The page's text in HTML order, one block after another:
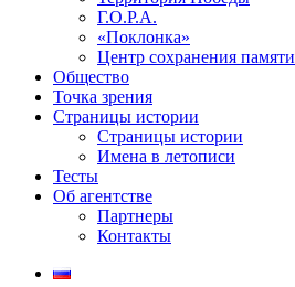
Г.О.Р.А.
«Поклонка»
Центр сохранения памяти
Общество
Точка зрения
Страницы истории
Страницы истории
Имена в летописи
Тесты
Об агентстве
Партнеры
Контакты